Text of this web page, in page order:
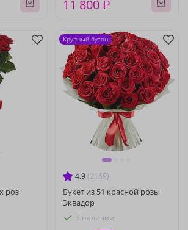
11 800 ₽
роз
4.9 (2169)
Букет из 51 красной розы
Эквадор
В наличии
Крупный бутон